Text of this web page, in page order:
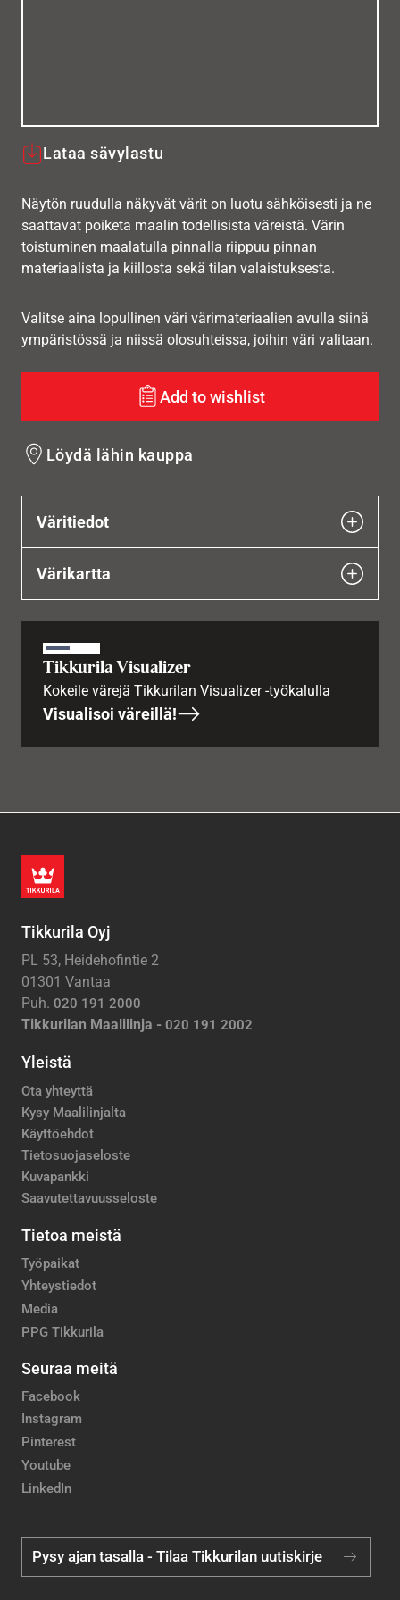
Lataa sävylastu
Näytön ruudulla näkyvät värit on luotu sähköisesti ja ne
saattavat poiketa maalin todellisista väreistä. Värin
toistuminen maalatulla pinnalla riippuu pinnan
materiaalista ja kiillosta sekä tilan valaistuksesta.
Valitse aina lopullinen väri värimateriaalien avulla siinä
ympäristössä ja niissä olosuhteissa, joihin väri valitaan.
Add to wishlist
Löydä lähin kauppa
Väritiedot
Värikartta
Tikkurila Visualizer
Kokeile värejä Tikkurilan Visualizer -työkalulla
Visualisoi väreillä!
Tikkurila Oyj
PL 53, Heidehofintie 2
01301 Vantaa
Puh. 020 191 2000
Tikkurilan Maalilinja - 020 191 2002
Yleistä
Ota yhteyttä
Kysy Maalilinjalta
Käyttöehdot
Tietosuojaseloste
Kuvapankki
Saavutettavuusseloste
Tietoa meistä
Työpaikat
Yhteystiedot
Media
PPG Tikkurila
Seuraa meitä
Facebook
Instagram
Pinterest
Youtube
LinkedIn
Pysy ajan tasalla - Tilaa Tikkurilan uutiskirje